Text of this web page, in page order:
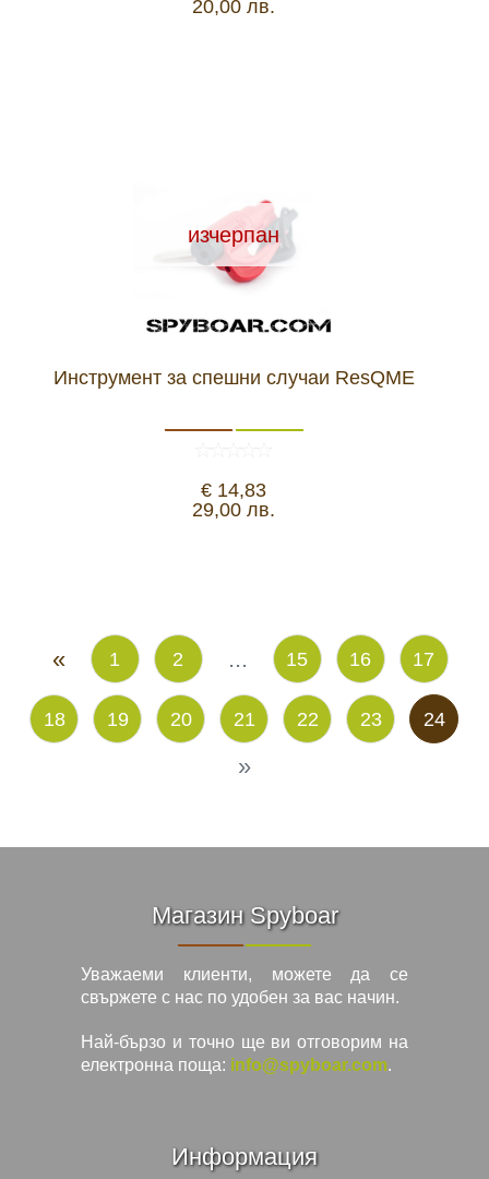
20,00 лв.
изчерпан
Инструмент за спешни случаи ResQME
€ 14,83
29,00 лв.
« 1 2 ... 15 16 17
18 19 20 21 22 23 24
»
Магазин Spyboar
Уважаеми клиенти, можете да се
свържете с нас по удобен за вас начин.
Най-бързо и точно ще ви отговорим на
електронна поща: info@spyboar.com.
Информация